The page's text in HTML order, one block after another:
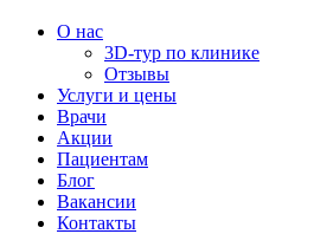
О нас
3D-тур по клинике
Отзывы
Услуги и цены
Врачи
Акции
Пациентам
Блог
Вакансии
Контакты